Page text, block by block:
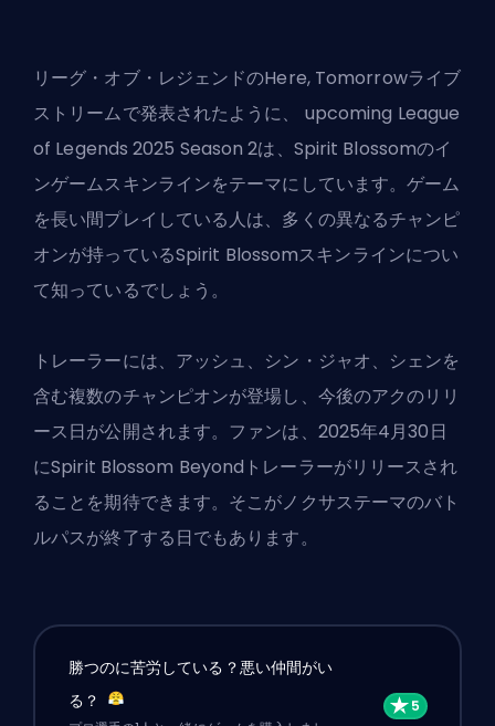
リーグ・オブ・レジェンドのHere, Tomorrowライブ
ストリームで発表されたように、 upcoming League
of Legends 2025 Season 2は、Spirit Blossomのイ
ンゲームスキンラインをテーマにしています。ゲーム
を長い間プレイしている人は、多くの異なるチャンピ
オンが持っているSpirit Blossomスキンラインについ
て知っているでしょう。
トレーラーには、アッシュ、シン・ジャオ、シェンを
含む複数のチャンピオンが登場し、今後のアクのリリ
ース日が公開されます。ファンは、2025年4月30日
にSpirit Blossom Beyondトレーラーがリリースされ
ることを期待できます。そこがノクサステーマのバト
ルパスが終了する日でもあります。
勝つのに苦労している？悪い仲間がい
る？